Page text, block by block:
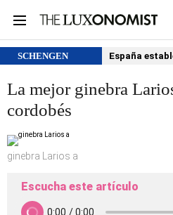
SCHENGEN España
La mejor ginebra
cordobés
ginebra Larios a
Escucha este artículo